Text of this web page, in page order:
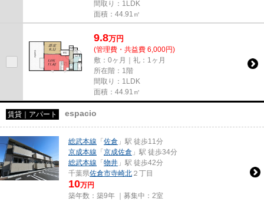
間取り：1LDK
面積：44.91㎡
9.8万円
(管理費・共益費 6,000円)
敷：0ヶ月｜礼：1ヶ月
所在階：1階
間取り：1LDK
面積：44.91㎡
賃貸｜アパート espacio
総武本線 「佐倉 」駅 徒歩11分
京成本線 「京成佐倉 」駅 徒歩34分
総武本線 「物井 」駅 徒歩42分
千葉県佐倉市寺崎北 ２丁目
10万円
築年数：築9年 ｜募集中： 2室